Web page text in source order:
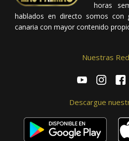
horas
hablados en directo somos con
canaria con mayor contenido
Nuestras
Descargue